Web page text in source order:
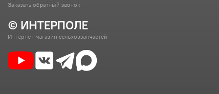
© ИНТЕРПОЛЕ
Интернет-магазин сельхоззапчастей
Заказать обратный звонок